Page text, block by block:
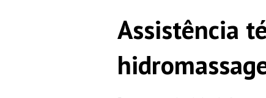
Assistência